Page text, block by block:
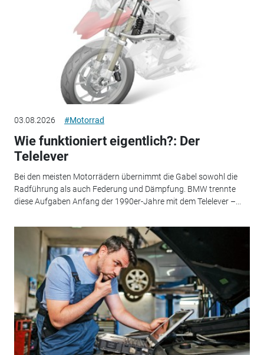
03.08.2026 #Motorrad
Wie funktioniert eigentlich?: Der
Telelever
Bei den meisten Motorrädern übernimmt die Gabel sowohl die
Radführung als auch Federung und Dämpfung. BMW trennte
diese Aufgaben Anfang der 1990er-Jahre mit dem Telelever –...